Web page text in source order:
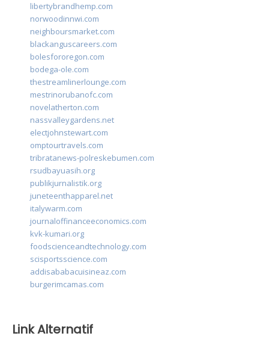
libertybrandhemp.com
norwoodinnwi.com
neighboursmarket.com
blackanguscareers.com
bolesfororegon.com
bodega-ole.com
thestreamlinerlounge.com
mestrinorubanofc.com
novelatherton.com
nassvalleygardens.net
electjohnstewart.com
omptourtravels.com
tribratanews-polreskebumen.com
rsudbayuasih.org
publikjurnalistik.org
juneteenthapparel.net
italywarm.com
journaloffinanceeconomics.com
kvk-kumari.org
foodscienceandtechnology.com
scisportsscience.com
addisababacuisineaz.com
burgerimcamas.com
Link Alternatif